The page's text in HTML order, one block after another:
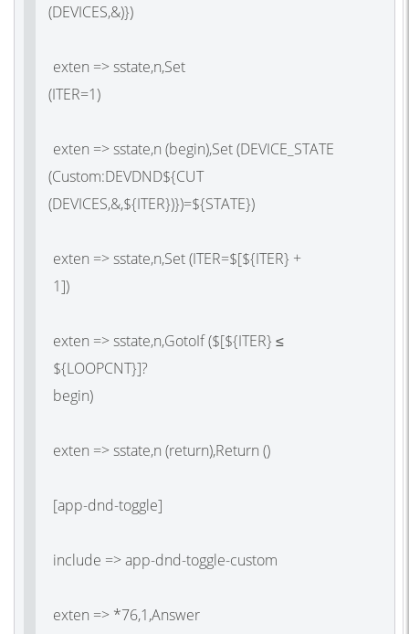
(DEVICES
exten => sstate,n,Set
(ITER
exten => sstate,n (begin),Set(DEVICE_STATE
(Custom:DEVDND${CUT
(DEVICES
exten => sstate,n,Set(ITER=$[${ITER} +
exten => sstate,n,GotoIf($[${ITER} ≤
${LOOPCNT}]?
exten => sstate,n (return),Return ()
[app-dnd-toggle]
include => app-dnd-toggle-custom
exten => *76,1,Answer